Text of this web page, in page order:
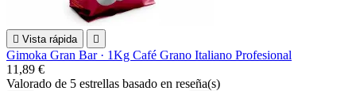
 Vista rápida 
Gimoka Gran Bar · 1Kg Café Grano Italiano Profesional
11,89 €
Valorado de 5 estrellas basado en reseña(s)